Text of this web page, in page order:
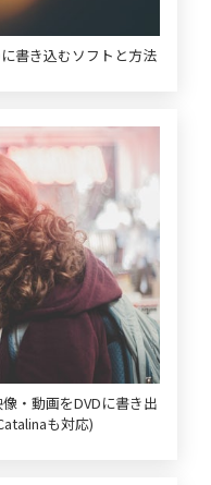
書き込むソフトと方法
・動画をDVDに書き出
も対応)